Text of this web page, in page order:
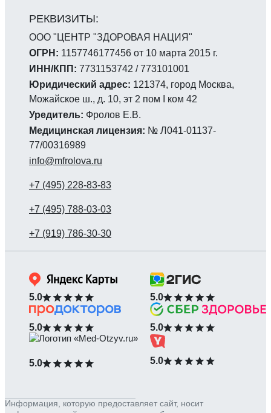
ООО "ЦЕНТР "ЗДОРОВАЯ НАЦИЯ"
ОГРН: 1157746177456 от 10 марта 2015 г.
ИНН/КПП: 7731153742 / 773101001
Юридический адрес: 121374, город Москва,
Можайское ш., д. 10, эт 2 пом I ком 42
Уредитель: Фролов Е.В.
Медицинская лицензия: № Л041-01137-
77/00316989
info@mfrolova.ru
5.0 5.0
5.0 5.0
5.0 5.0
Информация, которую предоставляет сайт, носит